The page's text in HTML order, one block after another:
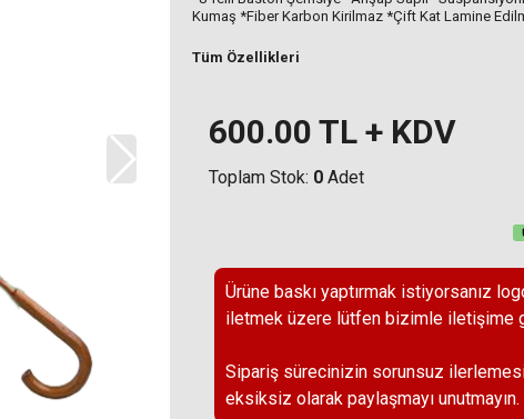
Kumaş *Fiber Karbon Kirilmaz *Çift Kat Lamine
Tüm Özellikleri
600.00 TL + KDV
Toplam Stok: 0 Adet
Ürüne baskı yaptırmak istiyorsanız
iletmek üzere lütfen bizimle iletişime
Sipariş sürecinizin sorunsuz ilerlemesi
eksiksiz olarak paylaşmayı unutmayın.